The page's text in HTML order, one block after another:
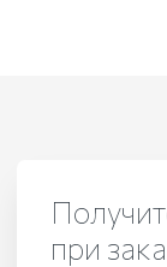
при